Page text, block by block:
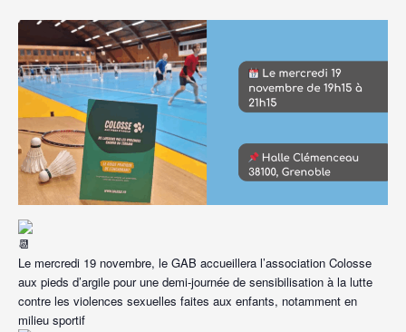
Le mercredi 19 novembre, le GAB accueillera l’association Colosse
aux pieds d’argile pour une demi-journée de sensibilisation à la lutte
contre les violences sexuelles faites aux enfants, notamment en
milieu sportif